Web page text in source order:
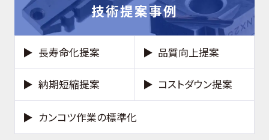
技術提案事例
長寿命化提案 品質向上提案
納期短縮提案 コストダウン提案
カンコツ作業の標準化